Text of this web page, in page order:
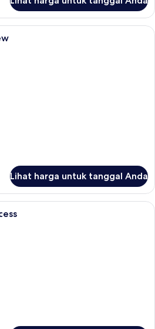
1 kamar tidur, seprai premium,
Lihat harga untuk tanggal Anda
1 kamar tidur, seprai premium,